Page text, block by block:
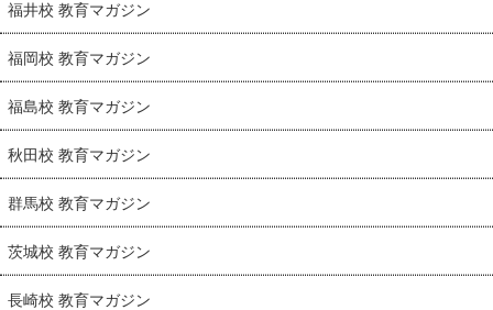
福井校 教育マガジン
福岡校 教育マガジン
福島校 教育マガジン
秋田校 教育マガジン
群馬校 教育マガジン
茨城校 教育マガジン
長崎校 教育マガジン